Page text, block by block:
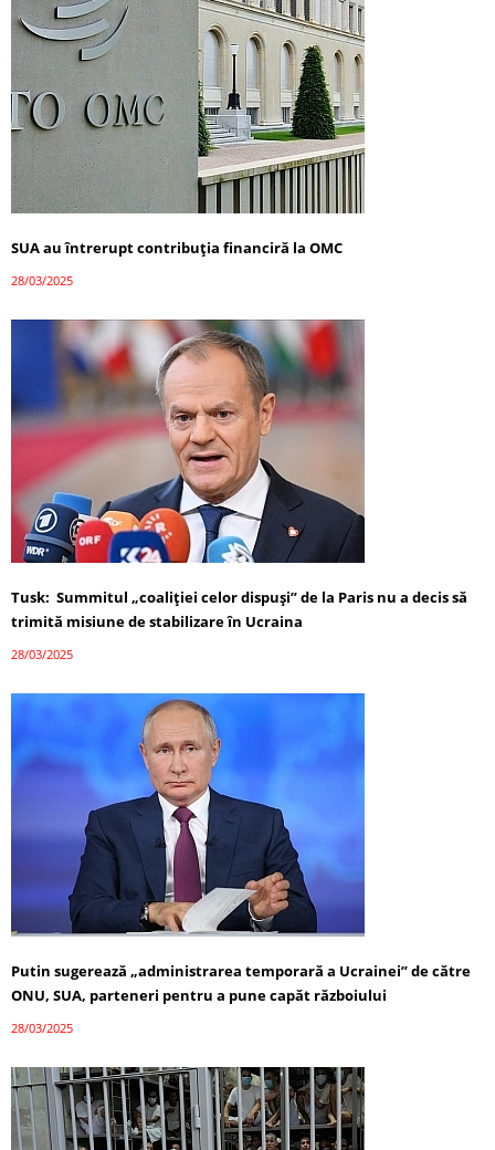
SUA au întrerupt contribuția financiră la OMC
28/03/2025
Tusk: Summitul „coaliției celor dispuși” de la Paris nu a decis să
trimită misiune de stabilizare în Ucraina
28/03/2025
Putin sugerează „administrarea temporară a Ucrainei” de către
ONU, SUA, parteneri pentru a pune capăt războiului
28/03/2025